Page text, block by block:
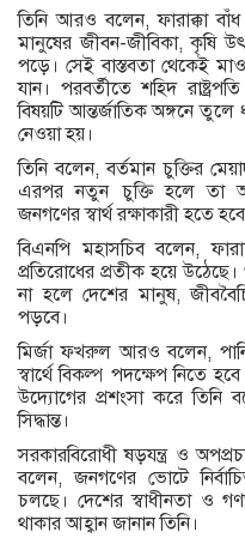
তিনি আরও বলেন, ফারাক্কা
মানুষের জীবন-জীবিকা, কৃষি
পড়ে। সেই বাস্তবতা থেকেই
যান। পরবর্তীতে শহিদ
বিষয়টি আন্তর্জাতিক অঙ্গনে
নেওয়া হয়।
তিনি বলেন, বর্তমান চুক্তির
এরপর নতুন চুক্তি হলে তা
জনগণের স্বার্থ রক্ষাকারী হতে
বিএনপি মহাসচিব বলেন,
প্রতিরোধের প্রতীক হয়ে উঠেছে।
না হলে দেশের মানুষ,
পড়বে।
মির্জা ফখরুল আরও বলেন,
স্বার্থে বিকল্প পদক্ষেপ নিতে
উদ্যোগের প্রশংসা করে তিনি
সিদ্ধান্ত।
সরকারবিরোধী ষড়যন্ত্র ও
বলেন, জনগণের ভোটে
চলছে। দেশের স্বাধীনতা ও
থাকার আহ্বান জানান তিনি।